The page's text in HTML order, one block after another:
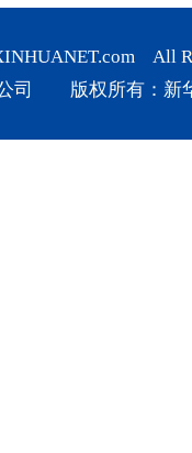
All
公司 版权所有：新